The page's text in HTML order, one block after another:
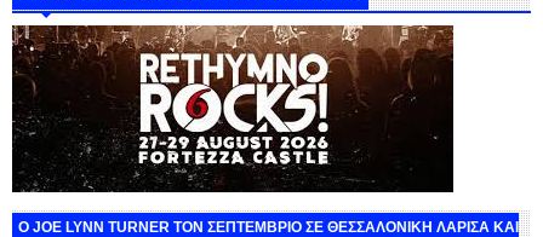
O JOE LYNN TURNER ΤΟΝ ΣΕΠΤΕΜΒΡΙΟ ΣΕ ΘΕΣΣΑΛΟΝΙΚΗ ΛΑΡΙΣΑ ΚΑΙ